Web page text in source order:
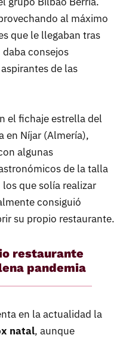
al máximo
que le llegaban tras
consejos
de las
el fichaje estrella del
en Níjar (Almería),
algunas
de la talla
los que solía realizar
consiguió
su propio restaurante.
restaurante
pandemia
en la actualidad la
natal, aunque